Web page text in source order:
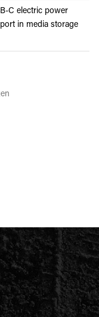
C electric power
in media storage